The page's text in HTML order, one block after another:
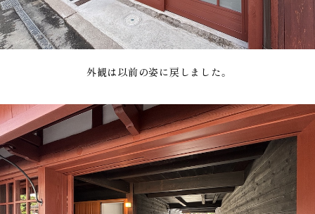
外観は以前の姿に戻しました。